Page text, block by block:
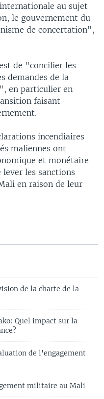
au sujet
le gouvernement du
de concertation",
de "concilier les
demandes de la
en particulier en
faisant
incendiaires
maliennes ont
et monétaire
les sanctions
en raison de leur
de la charte de la
Quel impact sur la
de l'engagement
militaire au Mali